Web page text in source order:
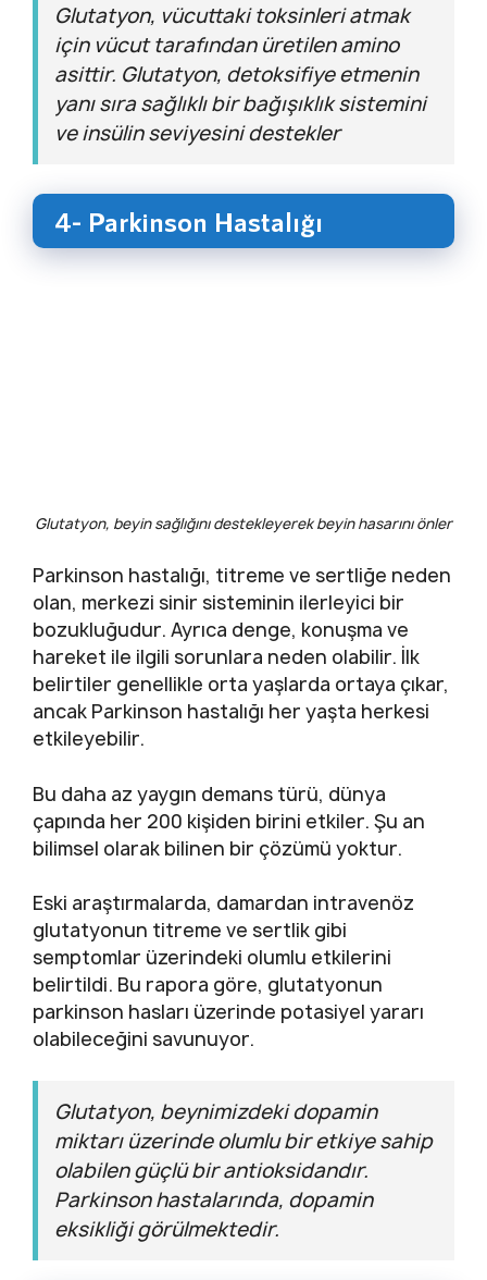
Glutatyon, vücuttaki toksinleri atmak
için vücut tarafından üretilen amino
asittir. Glutatyon, detoksifiye etmenin
yanı sıra sağlıklı bir bağışıklık sistemini
ve insülin seviyesini destekler
4- Parkinson Hastalığı
Glutatyon, beyin sağlığını destekleyerek beyin hasarını önler
Parkinson hastalığı, titreme ve sertliğe neden
olan, merkezi sinir sisteminin ilerleyici bir
bozukluğudur. Ayrıca denge, konuşma ve
hareket ile ilgili sorunlara neden olabilir. İlk
belirtiler genellikle orta yaşlarda ortaya çıkar,
ancak Parkinson hastalığı her yaşta herkesi
etkileyebilir.
Bu daha az yaygın demans türü, dünya
çapında her 200 kişiden birini etkiler. Şu an
bilimsel olarak bilinen bir çözümü yoktur.
Eski araştırmalarda, damardan intravenöz
glutatyonun titreme ve sertlik gibi
semptomlar üzerindeki olumlu etkilerini
belirtildi. Bu rapora göre, glutatyonun
parkinson hasları üzerinde potasiyel yararı
olabileceğini savunuyor.
Glutatyon, beynimizdeki dopamin
miktarı üzerinde olumlu bir etkiye sahip
olabilen güçlü bir antioksidandır.
Parkinson hastalarında, dopamin
eksikliği görülmektedir.